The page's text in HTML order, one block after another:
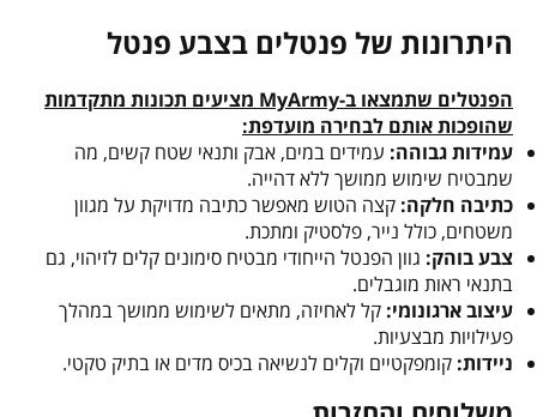
היתרונות של פנטלים בצבע פנטל
הפנטלים שתמצאו ב-MyArmy מציעים תכונות מתקדמות
שהופכות אותם לבחירה מועדפת:
עמידות גבוהה: עמידים במים, אבק ותנאי שטח קשים, מה
שמבטיח שימוש ממושך ללא דהייה.
כתיבה חלקה: קצה הטוש מאפשר כתיבה מדויקת על מגוון
משטחים, כולל נייר, פלסטיק ומתכת.
צבע בוהק: גוון הפנטל הייחודי מבטיח סימונים קלים לזיהוי, גם
בתנאי ראות מוגבלים.
עיצוב ארגונומי: קל לאחיזה, מתאים לשימוש ממושך במהלך
פעילויות מבצעיות.
ניידות: קומפקטיים וקלים לנשיאה בכיס מדים או בתיק טקטי.